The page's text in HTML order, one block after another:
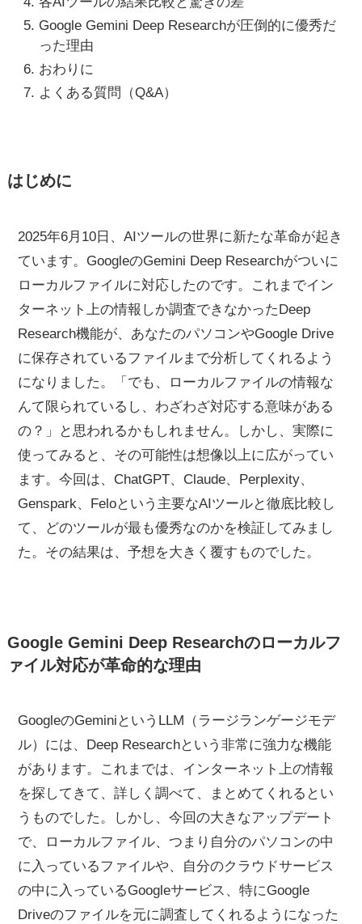
Google Gemini Deep Researchが圧倒的に優秀だ
った理由
おわりに
よくある質問（Q&A）
はじめに
2025年6月10日、AIツールの世界に新たな革命が起き
ています。GoogleのGemini Deep Researchがついに
ローカルファイルに対応したのです。これまでイン
ターネット上の情報しか調査できなかったDeep
Research機能が、あなたのパソコンやGoogle Drive
に保存されているファイルまで分析してくれるよう
になりました。「でも、ローカルファイルの情報な
んて限られているし、わざわざ対応する意味がある
の？」と思われるかもしれません。しかし、実際に
使ってみると、その可能性は想像以上に広がってい
ます。今回は、ChatGPT、Claude、Perplexity、
Genspark、Feloという主要なAIツールと徹底比較し
て、どのツールが最も優秀なのかを検証してみまし
た。その結果は、予想を大きく覆すものでした。
Google Gemini Deep Researchのローカルフ
ァイル対応が革命的な理由
GoogleのGeminiというLLM（ラージランゲージモデ
ル）には、Deep Researchという非常に強力な機能
があります。これまでは、インターネット上の情報
を探してきて、詳しく調べて、まとめてくれるとい
うものでした。しかし、今回の大きなアップデート
で、ローカルファイル、つまり自分のパソコンの中
に入っているファイルや、自分のクラウドサービス
の中に入っているGoogleサービス、特にGoogle
Driveのファイルを元に調査してくれるようになった